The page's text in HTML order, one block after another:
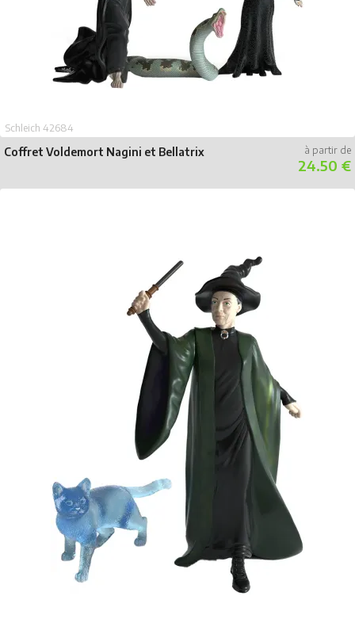
Coffret Voldemort Nagini et Bellatrix
Schleich 42684
24.50 €